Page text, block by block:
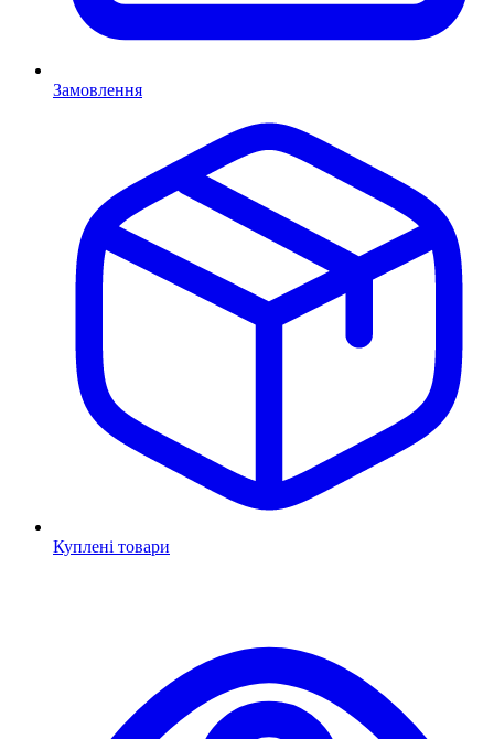
Замовлення
Куплені товари